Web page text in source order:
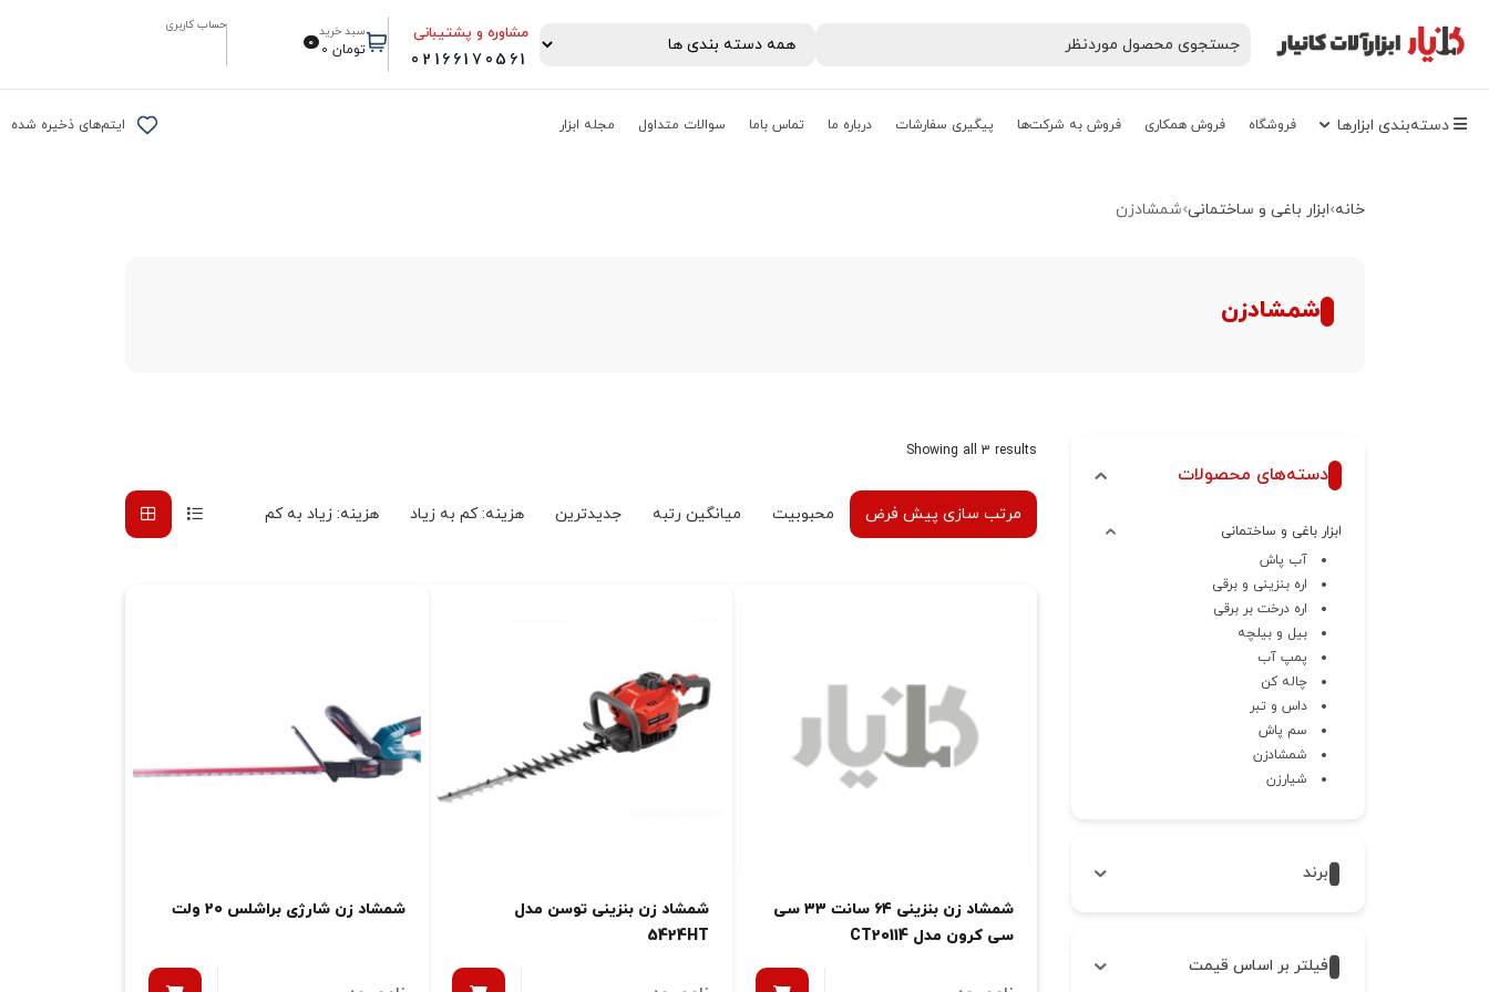
سبد خرید
0تومان 0 مشاوره و پشتیبانی
02166170561
حساب کاربری
دسته‌‌بندی‌ ابزارها فروشگاه فروش همکاری فروش به شرکت‌ها پیگیری سفارشات درباره ما تماس باما سوالات متداول مجله ابزار ایتم‌های ذخیره شده
خانه ابزار باغی و ساختمانی شمشادزن
شمشادزن
Showing all 3 results
مرتب سازی پیش فرض محبوبیت میانگین رتبه جدیدترین هزینه: کم به زیاد هزینه: زیاد به کم
شمشاد زن بنزینی ۶۴ سانت ۳۳ سی
سی کرون مدل CT20114
شمشاد زن بنزینی توسن مدل
5424HT
شمشاد زن شارژی براشلس 20 ولت
دسته‌های محصولات
ابزار باغی و ساختمانی
آب پاش
اره بنزینی و برقی
اره درخت بر برقی
بیل و بیلچه
پمپ آب
چاله کن
داس و تبر
سم پاش
شمشادزن
شیارزن
ابزار برقی و شارژی
برند
فیلتر بر اساس قیمت